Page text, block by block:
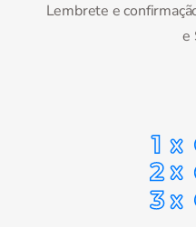
Lembrete e
e